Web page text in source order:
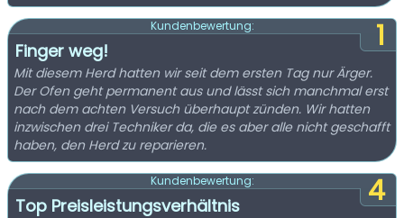
1
Kundenbewertung:
Finger weg!
Mit diesem Herd hatten wir seit dem ersten Tag nur Ärger.
Der Ofen geht permanent aus und lässt sich manchmal erst
nach dem achten Versuch überhaupt zünden. Wir hatten
inzwischen drei Techniker da, die es aber alle nicht geschafft
haben, den Herd zu reparieren.
4
Kundenbewertung:
Top Preisleistungsverhältnis